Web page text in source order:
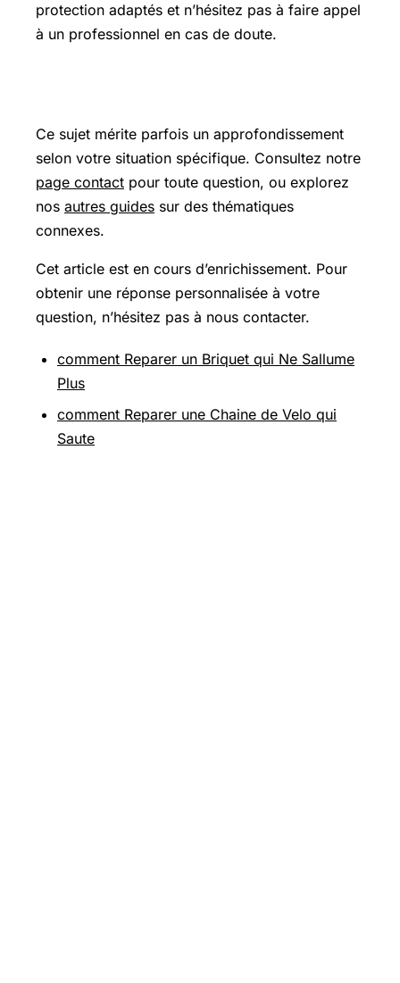
protection adaptés et n’hésitez pas à faire appel
à un professionnel en cas de doute.
Ce sujet mérite parfois un approfondissement
selon votre situation spécifique. Consultez notre
page contact pour toute question, ou explorez
nos autres guides sur des thématiques
connexes.
Cet article est en cours d’enrichissement. Pour
obtenir une réponse personnalisée à votre
question, n’hésitez pas à nous contacter.
comment Reparer un Briquet qui Ne Sallume
Plus
comment Reparer une Chaine de Velo qui
Saute